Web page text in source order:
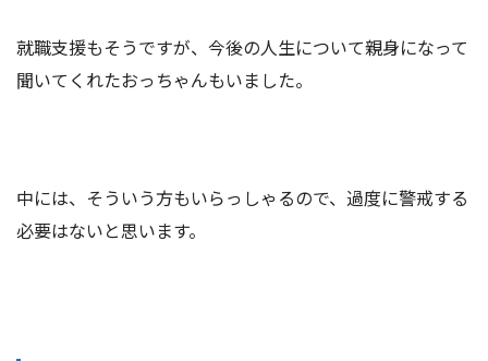
就職支援もそうですが、今後の人生について親身になって
聞いてくれたおっちゃんもいました。
中には、そういう方もいらっしゃるので、過度に警戒する
必要はないと思います。